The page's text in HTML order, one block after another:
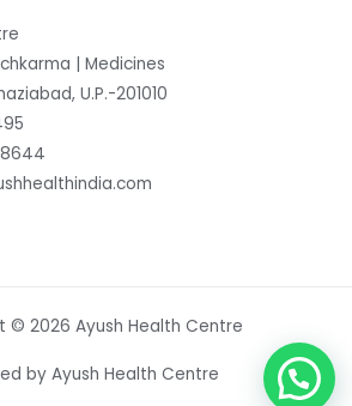
| Medicines
U.P.-201010
8644
© 2026 Ayush Health Centre
by Ayush Health Centre